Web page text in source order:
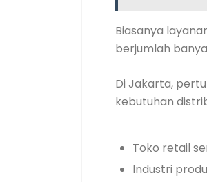
Biasanya
berjumlah
Di Jakarta,
kebutuhan
Toko retail
Industri